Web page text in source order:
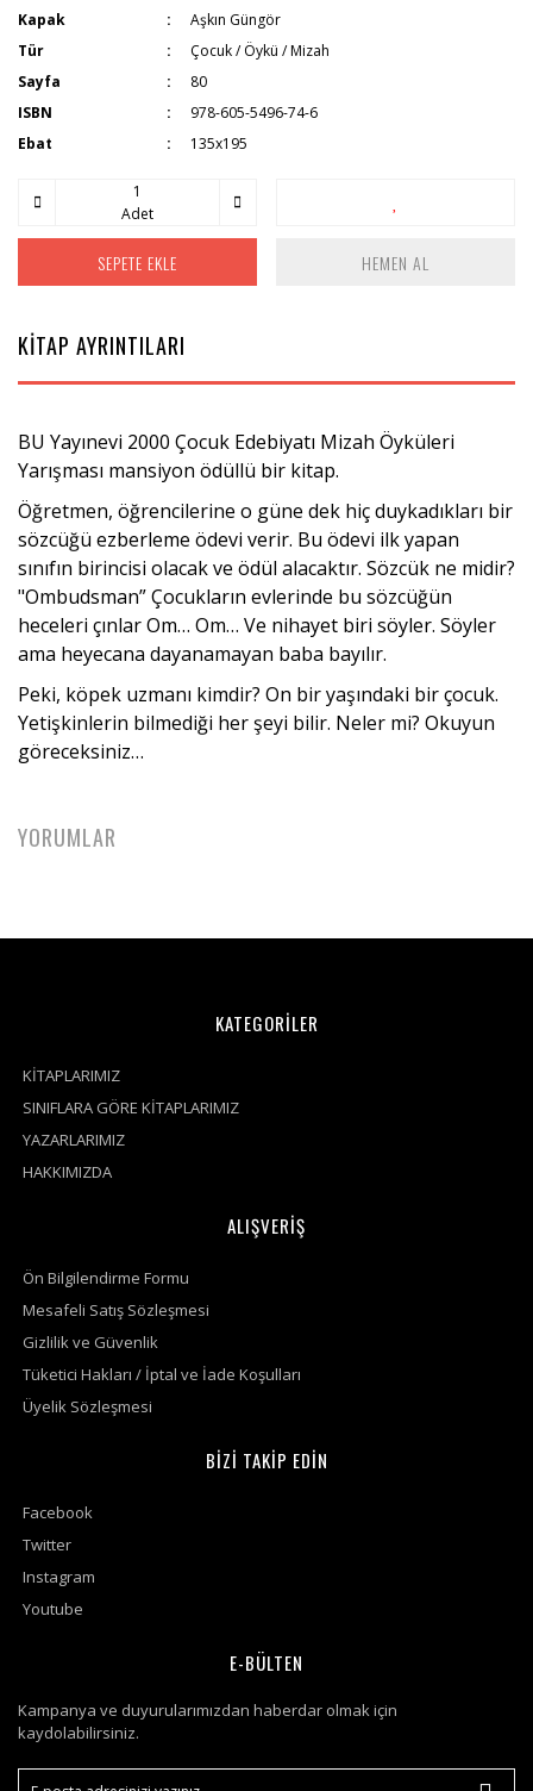
Kapak
Aşkın Güngör
Tür
Çocuk / Öykü / Mizah
Sayfa
80
ISBN
978-605-5496-74-6
Ebat
135x195
Adet
SEPETE EKLE HEMEN AL
KİTAP AYRINTILARI
BU Yayınevi 2000 Çocuk Edebiyatı Mizah Öyküleri
Yarışması mansiyon ödüllü bir kitap.
Öğretmen, öğrencilerine o güne dek hiç duykadıkları bir
sözcüğü ezberleme ödevi verir. Bu ödevi ilk yapan
sınıfın birincisi olacak ve ödül alacaktır. Sözcük ne midir?
"Ombudsman” Çocukların evlerinde bu sözcüğün
heceleri çınlar Om… Om… Ve nihayet biri söyler. Söyler
ama heyecana dayanamayan baba bayılır.
Peki, köpek uzmanı kimdir? On bir yaşındaki bir çocuk.
Yetişkinlerin bilmediği her şeyi bilir. Neler mi? Okuyun
göreceksiniz…
YORUMLAR
KATEGORİLER
KİTAPLARIMIZ
SINIFLARA GÖRE KİTAPLARIMIZ
YAZARLARIMIZ
HAKKIMIZDA
ALIŞVERİŞ
Ön Bilgilendirme Formu
Mesafeli Satış Sözleşmesi
Gizlilik ve Güvenlik
Tüketici Hakları / İptal ve İade Koşulları
Üyelik Sözleşmesi
BİZİ TAKİP EDİN
Facebook
Twitter
Instagram
Youtube
E-BÜLTEN
Kampanya ve duyurularımızdan haberdar olmak için
kaydolabilirsiniz.